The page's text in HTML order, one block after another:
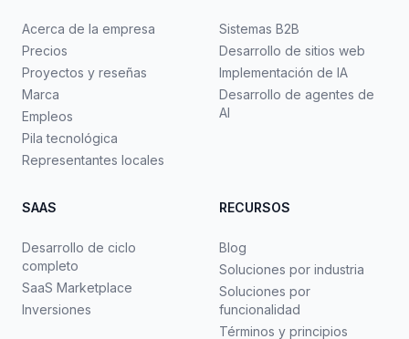
Acerca de la empresa
Precios
Proyectos y reseñas
Marca
Empleos
Pila tecnológica
Representantes locales
Sistemas B2B
Desarrollo de sitios web
Implementación de IA
Desarrollo de agentes de
AI
SAAS
Desarrollo de ciclo
completo
SaaS Marketplace
Inversiones
RECURSOS
Blog
Soluciones por industria
Soluciones por
funcionalidad
Términos y principios